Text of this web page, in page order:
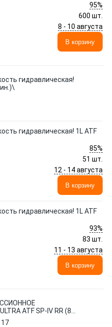
95%
600 шт.
8 - 10 августа
В корзину
гидравлическая!
гидравлическая! 1L ATF
85%
51 шт.
12 - 14 августа
В корзину
гидравлическая! 1L ATF
93%
83 шт.
11 - 13 августа
В корзину
ATF SP-IV RR (8